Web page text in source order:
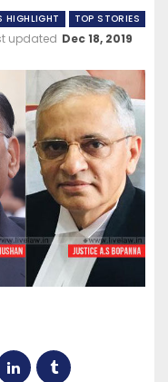
HIGHLIGHT TOP STORIES
updated Dec 18, 2019